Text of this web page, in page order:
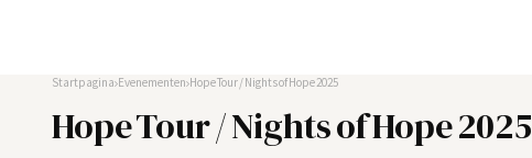
Startpagina Evenementen Hope Tour / Nights of Hope 2025
Hope Tour / Nights of Hope 2025